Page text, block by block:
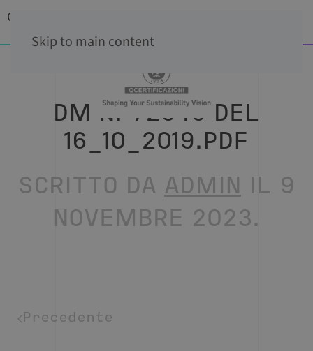
Skip to main content
DM N. 72349 DEL
16_10_2019.PDF
SCRITTO DA ADMIN IL 9
NOVEMBRE 2023.
Precedente